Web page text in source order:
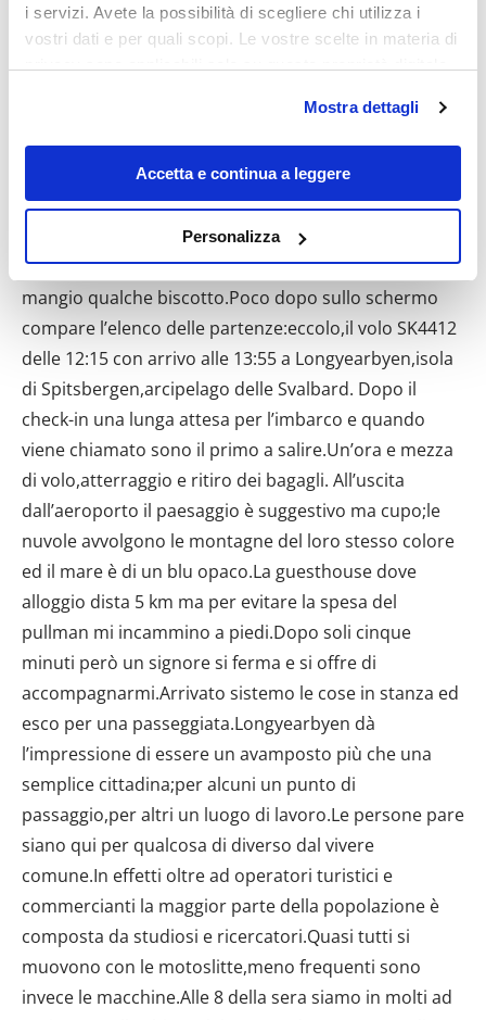
i servizi. Avete la possibilità di scegliere chi utilizza i
vostri dati e per quali scopi. Le vostre scelte in materia di
modificare o revocare il proprio consenso in qualsiasi
momento dalla Dichiarazione sui cookie o facendo clic
sull'icona di attivazione della privacy.
raccogliere informazioni sulla tua posizione
geografica, con un'approssimazione di qualche
metro,
Identificare il tuo dispositivo, scansionandolo
attivamente alla ricerca di caratteristiche specifiche
(impronte digitali).
Approfondisci come vengono elaborati i tuoi dati personali
e imposta le tue preferenze nella
sezione dettagli
modificare o ritirare il tuo consenso in qualsiasi momento
dalla Dichiarazione sui cookie.
Utilizziamo i cookie per personalizzare contenuti ed
annunci, per fornire funzionalità dei social media e per
analizzare il nostro traffico. Condividiamo inoltre
informazioni sul modo in cui utilizzi il nostro sito con i
nostri partner che si occupano di analisi dei dati web,
pubblicità e social media, i quali potrebbero combinarle
con altre informazioni che hai fornito loro o che hanno
raccolto dal tuo utilizzo dei loro servizi.
Mostra dettagli
Accetta e continua a leggere
Personalizza